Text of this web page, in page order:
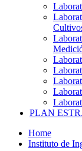
PLAN
Home
Instituto de